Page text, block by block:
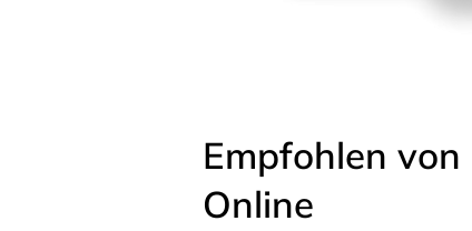
Empfohlen
Online